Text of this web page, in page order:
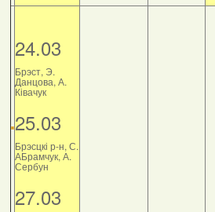
24.03
Брэст, Э.
Данцова, А.
Ківачук
25.03
Брэсцкі р-н, С.
АБрамчук, А.
Сербун
27.03